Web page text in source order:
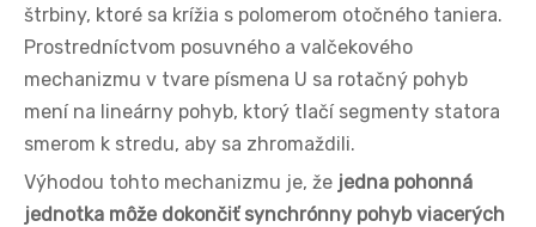
štrbiny, ktoré sa krížia s polomerom otočného taniera.
Prostredníctvom posuvného a valčekového
mechanizmu v tvare písmena U sa rotačný pohyb
mení na lineárny pohyb, ktorý tlačí segmenty statora
smerom k stredu, aby sa zhromaždili.
Výhodou tohto mechanizmu je, že jedna pohonná
jednotka môže dokončiť synchrónny pohyb viacerých